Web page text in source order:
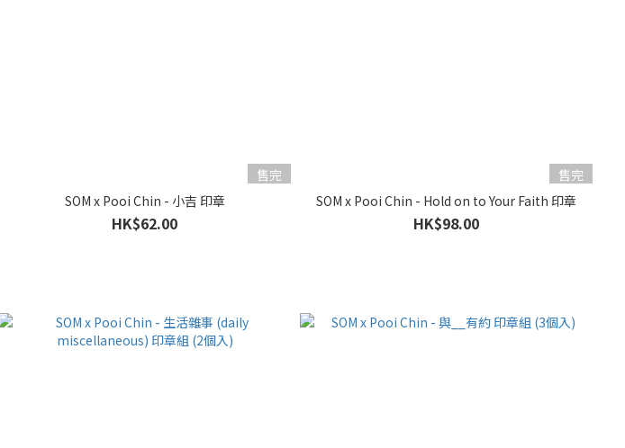
售完
SOM x Pooi Chin - 小吉 印章
HK$62.00
售完
SOM x Pooi Chin - Hold on to Your Faith 印章
HK$98.00